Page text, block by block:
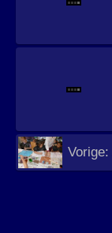
Vorige: